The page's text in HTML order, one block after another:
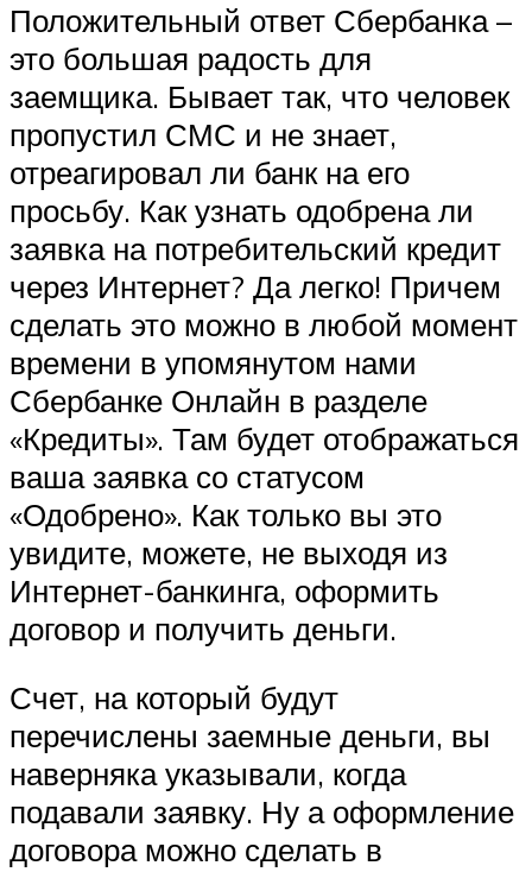
Положительный ответ Сбербанка –
это большая радость для
заемщика. Бывает так, что человек
пропустил СМС и не знает,
отреагировал ли банк на его
просьбу. Как узнать одобрена ли
заявка на потребительский кредит
через Интернет? Да легко! Причем
сделать это можно в любой момент
времени в упомянутом нами
Сбербанке Онлайн в разделе
«Кредиты». Там будет отображаться
ваша заявка со статусом
«Одобрено». Как только вы это
увидите, можете, не выходя из
Интернет-банкинга, оформить
договор и получить деньги.
Счет, на который будут
перечислены заемные деньги, вы
наверняка указывали, когда
подавали заявку. Ну а оформление
договора можно сделать в